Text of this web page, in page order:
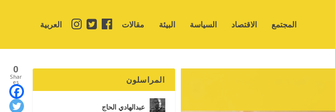
المجتمع الاقتصاد السياسة البيئة مقالات العربية
0
Shar
es المراسلون
عبدالهادي الحاج